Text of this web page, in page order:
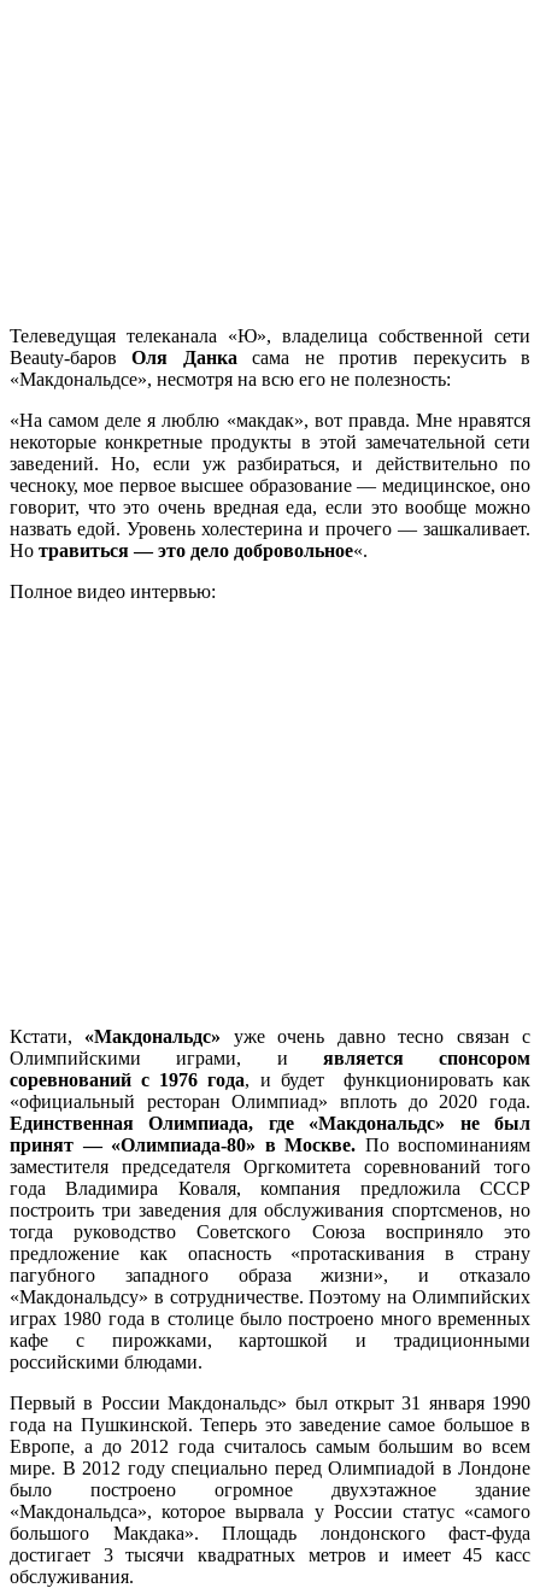
Телеведущая телеканала «Ю», владелица собственной сети
Beauty-баровОля Данка сама не против перекусить в
«Макдональдсе», несмотря на всю его не полезность:
«На самом деле я люблю «макдак», вот правда. Мне нравятся
некоторые конкретные продукты в этой замечательной сети
заведений. Но, если уж разбираться, и действительно по
чесноку, мое первое высшее образование — медицинское, оно
говорит, что это очень вредная еда, если это вообще можно
назвать едой. Уровень холестерина и прочего — зашкаливает.
Но травиться — это дело добровольное«.
Полное видео интервью:
Кстати, «Макдональдс» уже очень давно тесно связан с
Олимпийскими играми, и является спонсором
соревнований с 1976 года, и будет функционировать как
«официальный ресторан Олимпиад» вплоть до 2020 года.
Единственная Олимпиада, где «Макдональдс» не был
принят — «Олимпиада-80» в Москве. По воспоминаниям
заместителя председателя Оргкомитета соревнований того
года Владимира Коваля, компания предложила СССР
построить три заведения для обслуживания спортсменов, но
тогда руководство Советского Союза восприняло это
предложение как опасность «протаскивания в страну
пагубного западного образа жизни», и отказало
«Макдональдсу» в сотрудничестве. Поэтому на Олимпийских
играх 1980 года в столице было построено много временных
кафе с пирожками, картошкой и традиционными
российскими блюдами.
Первый в России Макдональдс» был открыт 31 января 1990
года на Пушкинской. Теперь это заведение самое большое в
Европе, а до 2012 года считалось самым большим во всем
мире. В 2012 году специально перед Олимпиадой в Лондоне
было построено огромное двухэтажное здание
«Макдональдса», которое вырвала у России статус «самого
большого Макдака». Площадь лондонского фаст-фуда
достигает 3 тысячи квадратных метров и имеет 45 касс
обслуживания.